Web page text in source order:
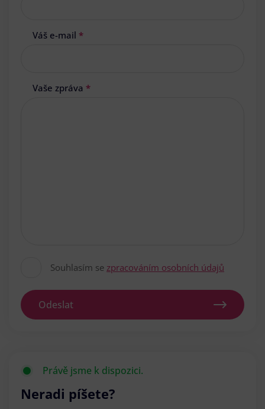
Váš e-mail *
Vaše zpráva *
Souhlasím se zpracováním osobních údajů
Odeslat
Právě jsme k dispozici.
Neradi píšete?